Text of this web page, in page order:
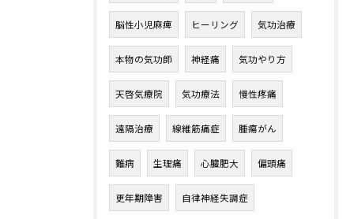
脳性小児麻痺 ヒーリング 気功治療
本物の気功師 神経痛 気功やり方
天啓気療院 気功療法 慢性疼痛
遠隔治療 線維筋痛症 腫瘍がん
難病 生理痛 心臓肥大 偏頭痛
更年期障害 自律神経失調症